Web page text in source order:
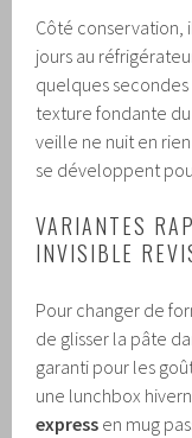
Côté conservation,
jours au
quelques
texture fondante
veille ne nuit en
se développent
VARIANTES
INVISIBLE
Pour changer de
de glisser la pâte
garanti pour les
une lunchbox
express en mug